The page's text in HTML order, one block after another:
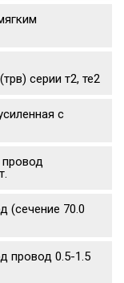
серии т2, те2
с
(сечение 70.0
провод 0.5-1.5